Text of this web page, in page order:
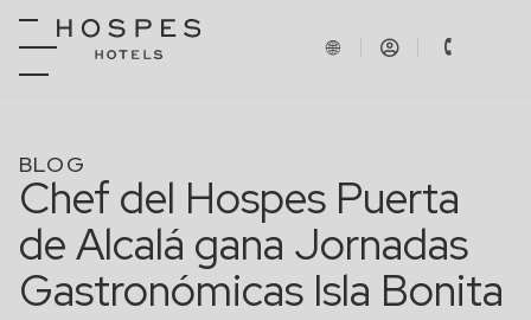
BLOG
Chef del Hospes Puerta
de Alcalá gana Jornadas
Gastronómicas Isla Bonita